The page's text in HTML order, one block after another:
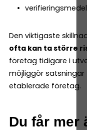
verifieringsmedel
Den viktigaste
ofta kan ta större
företag tidigare i
möjliggör
etablerade företag.
Du får mer